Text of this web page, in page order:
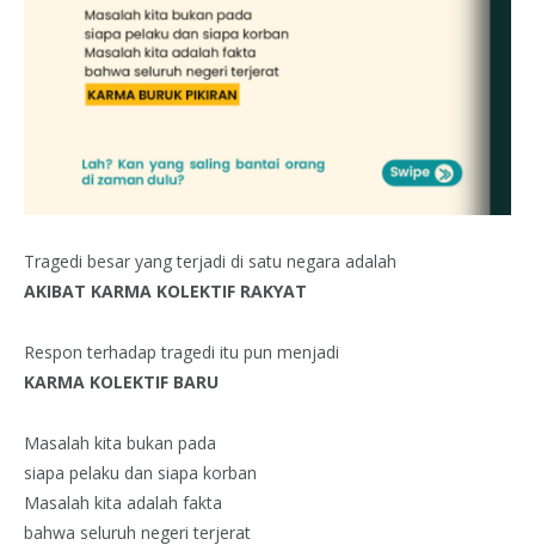
Tragedi besar yang terjadi di satu negara adalah
AKIBAT KARMA KOLEKTIF RAKYAT
Respon terhadap tragedi itu pun menjadi
KARMA KOLEKTIF BARU
Masalah kita bukan pada
siapa pelaku dan siapa korban
Masalah kita adalah fakta
bahwa seluruh negeri terjerat